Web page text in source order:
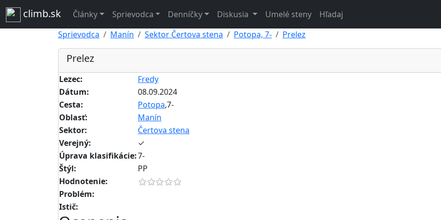
climb.sk Články Sprievodca Denníčky Diskusia Umelé steny Hľadaj
Sprievodca
Manín Sektor Čertova stena Potopa, 7- Prelez
Prelez
Lezec:
Fredy
Dátum:
08.09.2024
Cesta:
Potopa,7-
Oblasť:
Manín
Sektor:
Čertova stena
Verejný:
✓
Úprava klasifikácie:7-
Štýl:
PP
Hodnotenie:
Problém:
Istič: